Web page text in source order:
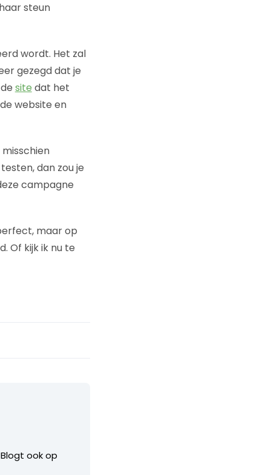
steun
wordt. Het zal
gezegd dat je
site dat het
website en
dan zou je
campagne
maar op
Of kijk ik nu te
ook op